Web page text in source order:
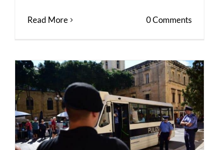
Read More 0 Comments